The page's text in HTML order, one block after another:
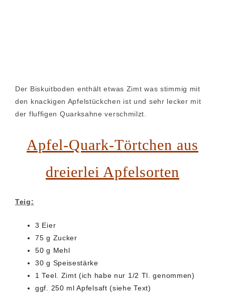
Der Biskuitboden enthält etwas Zimt was stimmig mit
den knackigen Apfelstückchen ist und sehr lecker mit
der fluffigen Quarksahne verschmilzt.
Apfel-Quark-Törtchen aus
dreierlei Apfelsorten
Teig:
3 Eier
75 g Zucker
50 g Mehl
30 g Speisestärke
1 Teel. Zimt (ich habe nur 1/2 Tl. genommen)
ggf. 250 ml Apfelsaft (siehe Text)